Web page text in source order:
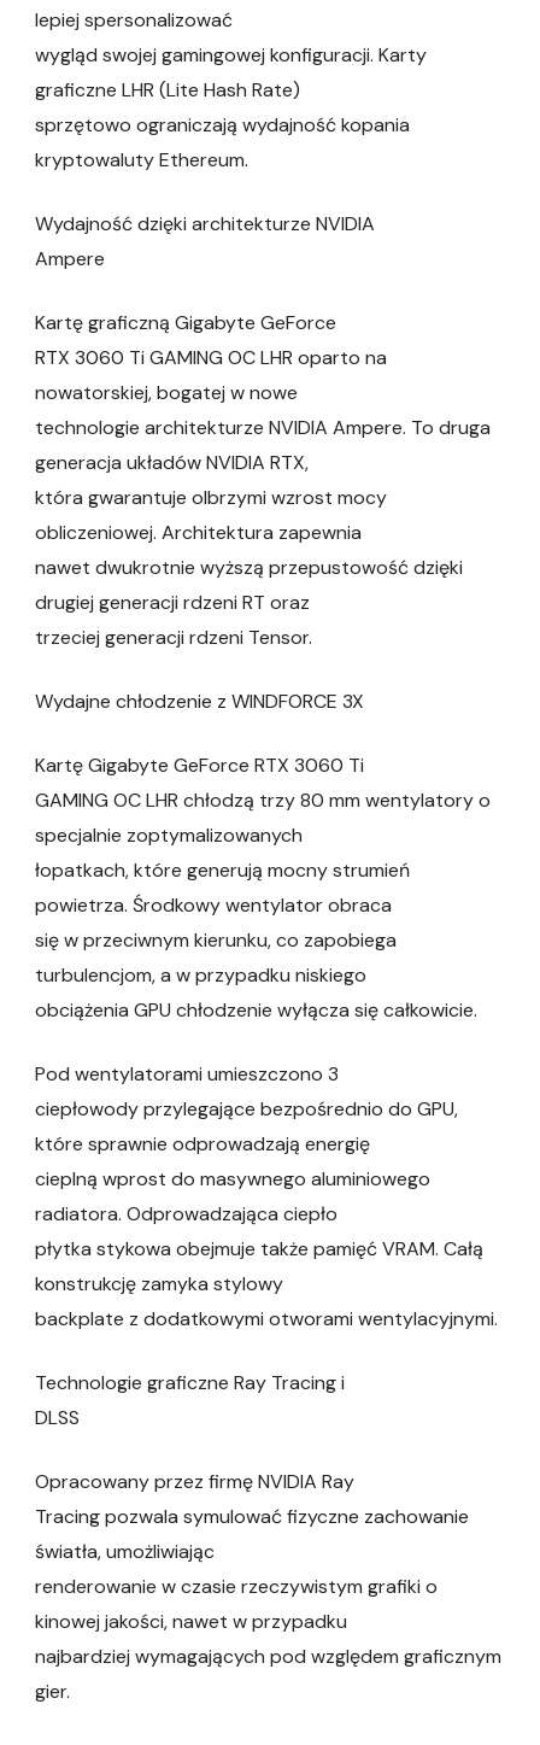
lepiej spersonalizować
wygląd swojej gamingowej konfiguracji. Karty
graficzne LHR (Lite Hash Rate)
sprzętowo ograniczają wydajność kopania
kryptowaluty Ethereum.
Wydajność dzięki architekturze NVIDIA
Ampere
Kartę graficzną Gigabyte GeForce
RTX 3060 Ti GAMING OC LHR oparto na
nowatorskiej, bogatej w nowe
technologie architekturze NVIDIA Ampere. To druga
generacja układów NVIDIA RTX,
która gwarantuje olbrzymi wzrost mocy
obliczeniowej. Architektura zapewnia
nawet dwukrotnie wyższą przepustowość dzięki
drugiej generacji rdzeni RT oraz
trzeciej generacji rdzeni Tensor.
Wydajne chłodzenie z WINDFORCE 3X
Kartę Gigabyte GeForce RTX 3060 Ti
GAMING OC LHR chłodzą trzy 80 mm wentylatory o
specjalnie zoptymalizowanych
łopatkach, które generują mocny strumień
powietrza. Środkowy wentylator obraca
się w przeciwnym kierunku, co zapobiega
turbulencjom, a w przypadku niskiego
obciążenia GPU chłodzenie wyłącza się całkowicie.
Pod wentylatorami umieszczono 3
ciepłowody przylegające bezpośrednio do GPU,
które sprawnie odprowadzają energię
cieplną wprost do masywnego aluminiowego
radiatora. Odprowadzająca ciepło
płytka stykowa obejmuje także pamięć VRAM. Całą
konstrukcję zamyka stylowy
backplate z dodatkowymi otworami wentylacyjnymi.
Technologie graficzne Ray Tracing i
DLSS
Opracowany przez firmę NVIDIA Ray
Tracing pozwala symulować fizyczne zachowanie
światła, umożliwiając
renderowanie w czasie rzeczywistym grafiki o
kinowej jakości, nawet w przypadku
najbardziej wymagających pod względem graficznym
gier.